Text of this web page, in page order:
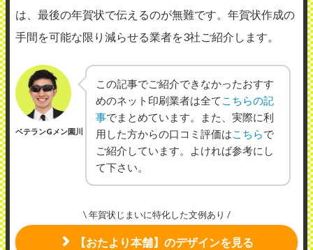
は、最後の年賀状で伝えるのが無難です。年賀状作成の
手間を可能な限り減らせる業者を3社ご紹介します。
ベテランGメン園川
この記事でご紹介できなかったおすす
めのネット印刷業者は全て こちらの記
事でまとめています。また、実際に利
用した方からの口コミ評価はこちらで
ご紹介しています。よければ参考にし
て下さい。
\ 年賀状じまいに特化した文例あり /
【おたより本舗】のデザインを見る